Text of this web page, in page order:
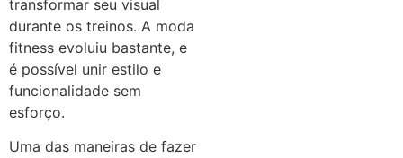
transformar seu visual
durante os treinos. A moda
fitness evoluiu bastante, e
é possível unir estilo e
funcionalidade sem
esforço.
Uma das maneiras de fazer